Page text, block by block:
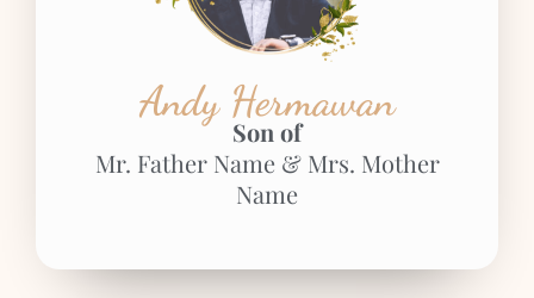
Andy Hermawan
Son of
Mr. Father Name & Mrs. Mother
Name